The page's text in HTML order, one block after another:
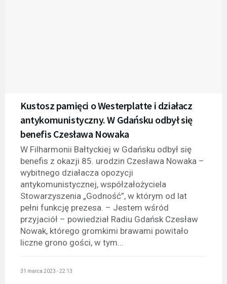
Kustosz pamięci o Westerplatte i działacz
antykomunistyczny. W Gdańsku odbył się
benefis Czesława Nowaka
W Filharmonii Bałtyckiej w Gdańsku odbył się
benefis z okazji 85. urodzin Czesława Nowaka –
wybitnego działacza opozycji
antykomunistycznej, współzałożyciela
Stowarzyszenia „Godność”, w którym od lat
pełni funkcję prezesa. – Jestem wśród
przyjaciół – powiedział Radiu Gdańsk Czesław
Nowak, którego gromkimi brawami powitało
liczne grono gości, w tym...
31 marca 2023 - 22:13